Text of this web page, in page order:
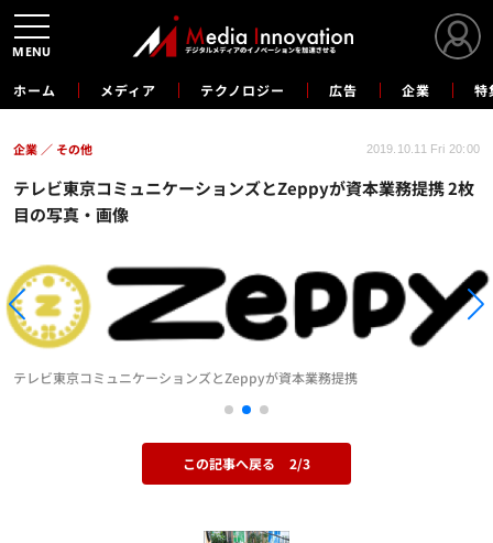
ホーム メディア テクノロジー 広告 企業 特
テレビ東京コミュニケーションズとZeppyが資本業務提携 2枚
目の写真・画像
企業 その他 2019.10.11 Fri 20:00
テレビ東京コミュニケーションズとZeppyが資本業務提携
この記事へ戻る 2/3
MENU